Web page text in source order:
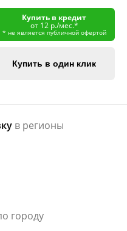
Купить в кредит
от 12 р./мес.*
* не является публичной офертой
Купить в один клик
в регионы
городу